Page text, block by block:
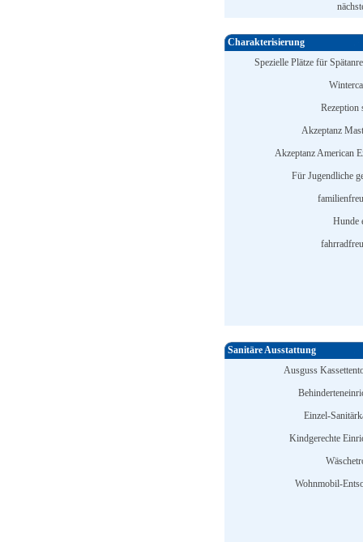
Charakterisierung
Spezielle Plätze für
Rezeption
Akzeptanz
Akzeptanz American
Für Jugendliche
Hunde
Sanitäre Ausstattung
Ausguss
Einzel-
Kindgerechte
Wohnmobil-